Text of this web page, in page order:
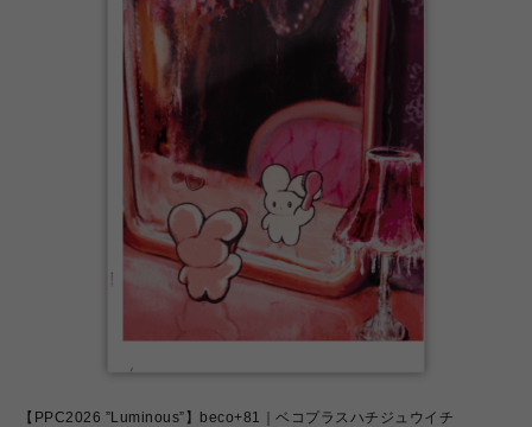
【PPC2026 ”Luminous”】beco+81｜ベコプラスハチジュウイチ